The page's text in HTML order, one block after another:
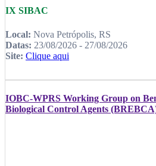
IX SIBAC
Local: Nova Petrópolis, RS
Datas: 23/08/2026 - 27/08/2026
Site: Clique aqui
IOBC-WPRS Working Group on
Biological Control Agents